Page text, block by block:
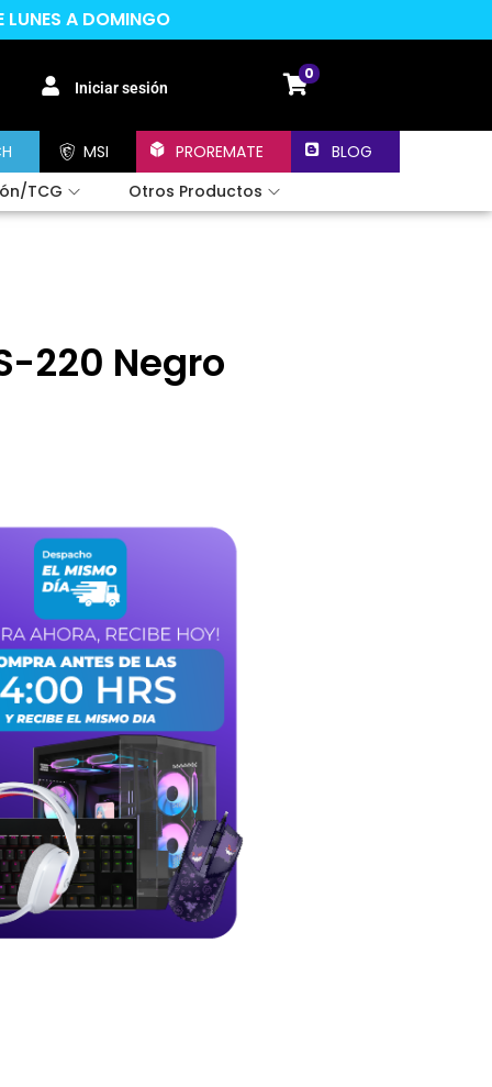
LUNES A DOMINGO
Iniciar sesión
0
MSI PROREMATE
BLOG
TCG
Otros Productos
220 Negro